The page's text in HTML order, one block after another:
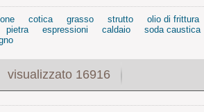
cotica grasso strutto
olio di frittura
pietra espressioni caldaio
soda caustica
visualizzato 16916